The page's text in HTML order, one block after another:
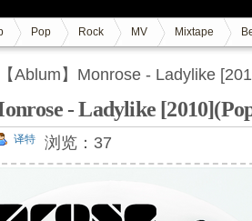
Pop Rock MV Mixtape
Ablum】Monrose - Ladylike
- Ladylike
译特 浏览：37